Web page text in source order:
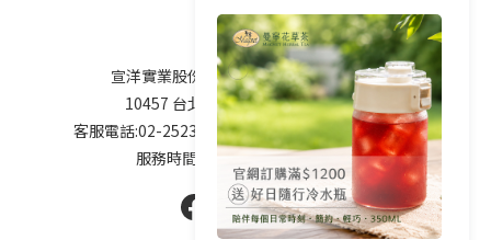
Contact
宣洋實業股份有限公司 / 統編 84747208
10457 台北市南京東路二段76號9樓
客服電話:02-25238800 service@magnet.com.tw
服務時間: 周一到周五9:00-17:00